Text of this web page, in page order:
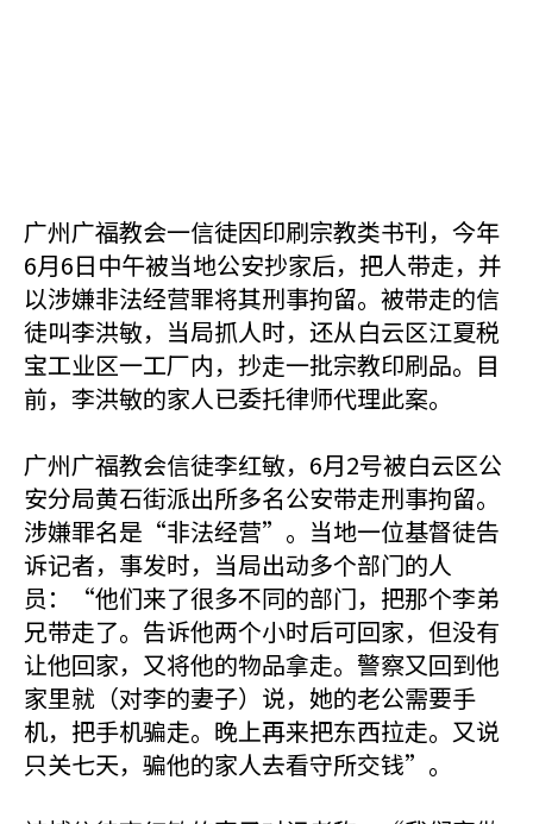
广州广福教会一信徒因印刷宗教类书刊，今年
6月6日中午被当地公安抄家后，把人带走，并
以涉嫌非法经营罪将其刑事拘留。被带走的信
徒叫李洪敏，当局抓人时，还从白云区江夏税
宝工业区一工厂内，抄走一批宗教印刷品。目
前，李洪敏的家人已委托律师代理此案。
广州广福教会信徒李红敏，6月2号被白云区公
安分局黄石街派出所多名公安带走刑事拘留。
涉嫌罪名是“非法经营”。当地一位基督徒告
诉记者，事发时，当局出动多个部门的人
员：“他们来了很多不同的部门，把那个李弟
兄带走了。告诉他两个小时后可回家，但没有
让他回家，又将他的物品拿走。警察又回到他
家里就（对李的妻子）说，她的老公需要手
机，把手机骗走。晚上再来把东西拉走。又说
只关七天，骗他的家人去看守所交钱”。